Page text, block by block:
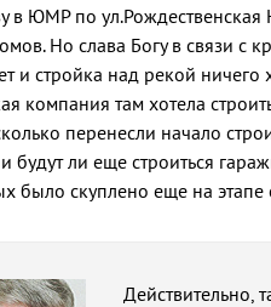
в ЮМР по ул.Рождественская
Но слава Богу в связи с
и стройка над рекой
компания там хотела
перенесли начало
и будут ли еще строиться
было скуплено еще на этапе
Действительно,